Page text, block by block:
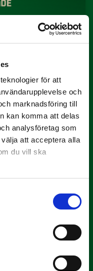
för att
och
marknadsföring till
kan komma att delas
analysföretag som
att acceptera alla
du vill ska
i juni